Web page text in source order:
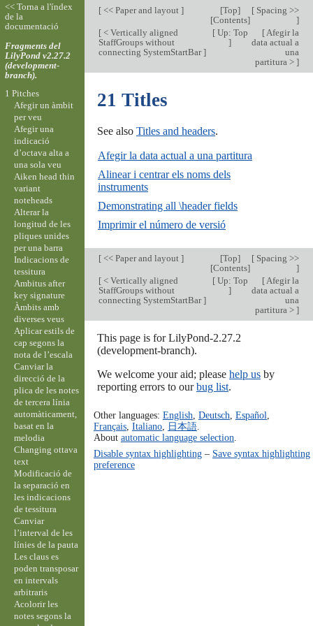
[<< Paper and layout ] [Top]
[Contents]
[Spacing >>
]
[< Vertically aligned
StaffGroups without
connecting SystemStartBar]
[Up: Top
]
[Afegir la
data actual a
una
partitura > ]
21 Titles
See also Titles and headers.
Afegir la data actual a una partitura
Alinear i centrar els noms dels
instruments
Demonstrating all \header fields
Imprimir el número de versió
[<< Paper and layout ] [Top]
[Contents]
[Spacing >>
]
[< Vertically aligned
StaffGroups without
connecting SystemStartBar]
[Up: Top
]
[Afegir la
data actual a
una
partitura > ]
This page is for LilyPond-2.27.2
(development-branch).
We welcome your aid; please help usby
reporting errors to ourbug list.
Other languages: English Deutsch Español
Français, Italiano, 日本語.
About automatic language selection
Disable syntax highlighting– Save syntax highlighting
preference
<< Torna a l'índex
de la
documentació
Fragments del
LilyPond v2.27.2
(development-
branch).
1 Pitches
Afegir un àmbit
per veu
Afegir una
indicació
d’octava alta a
una sola veu
Aiken head thin
variant
noteheads
Alterar la
longitud de les
pliques unides
per una barra
Indicacions de
tessitura
Ambitus after
key signature
Àmbits amb
diverses veus
Aplicar estils de
cap segons la
nota de l’escala
Canviar la
direcció de la
plica de les notes
de tercera línia
automàticament,
basat en la
melodia
Changing ottava
text
Modificació de
la separació en
les indicacions
de tessitura
Canviar
l’interval de les
línies de la pauta
Les claus es
poden transposar
en intervals
arbitraris
Acolorir les
notes segons la